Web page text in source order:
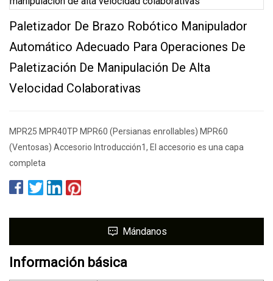
Paletizador De Brazo Robótico Manipulador
Automático Adecuado Para Operaciones De
Paletización De Manipulación De Alta
Velocidad Colaborativas
MPR25 MPR40TP MPR60 (Persianas enrollables) MPR60
(Ventosas) Accesorio Introducción1, El accesorio es una capa
completa
Mándanos
Información básica